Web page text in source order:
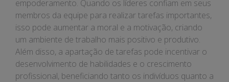
empoderamento. Quando os líderes confiam em seus
membros da equipe para realizar tarefas importantes,
isso pode aumentar a moral e a motivação, criando
um ambiente de trabalho mais positivo e produtivo.
Além disso, a apartação de tarefas pode incentivar o
desenvolvimento de habilidades e o crescimento
profissional, beneficiando tanto os indivíduos quanto a